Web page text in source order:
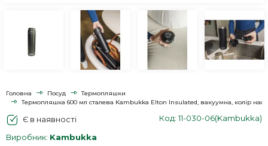
Головна Посуд
Термопляшки
Термопляшка 600 мл сталева Kambukka Elton Insulated, вакуумна, колір
Є в наявності
Код: 11-030-06(Kambukka)
Виробник: Kambukka